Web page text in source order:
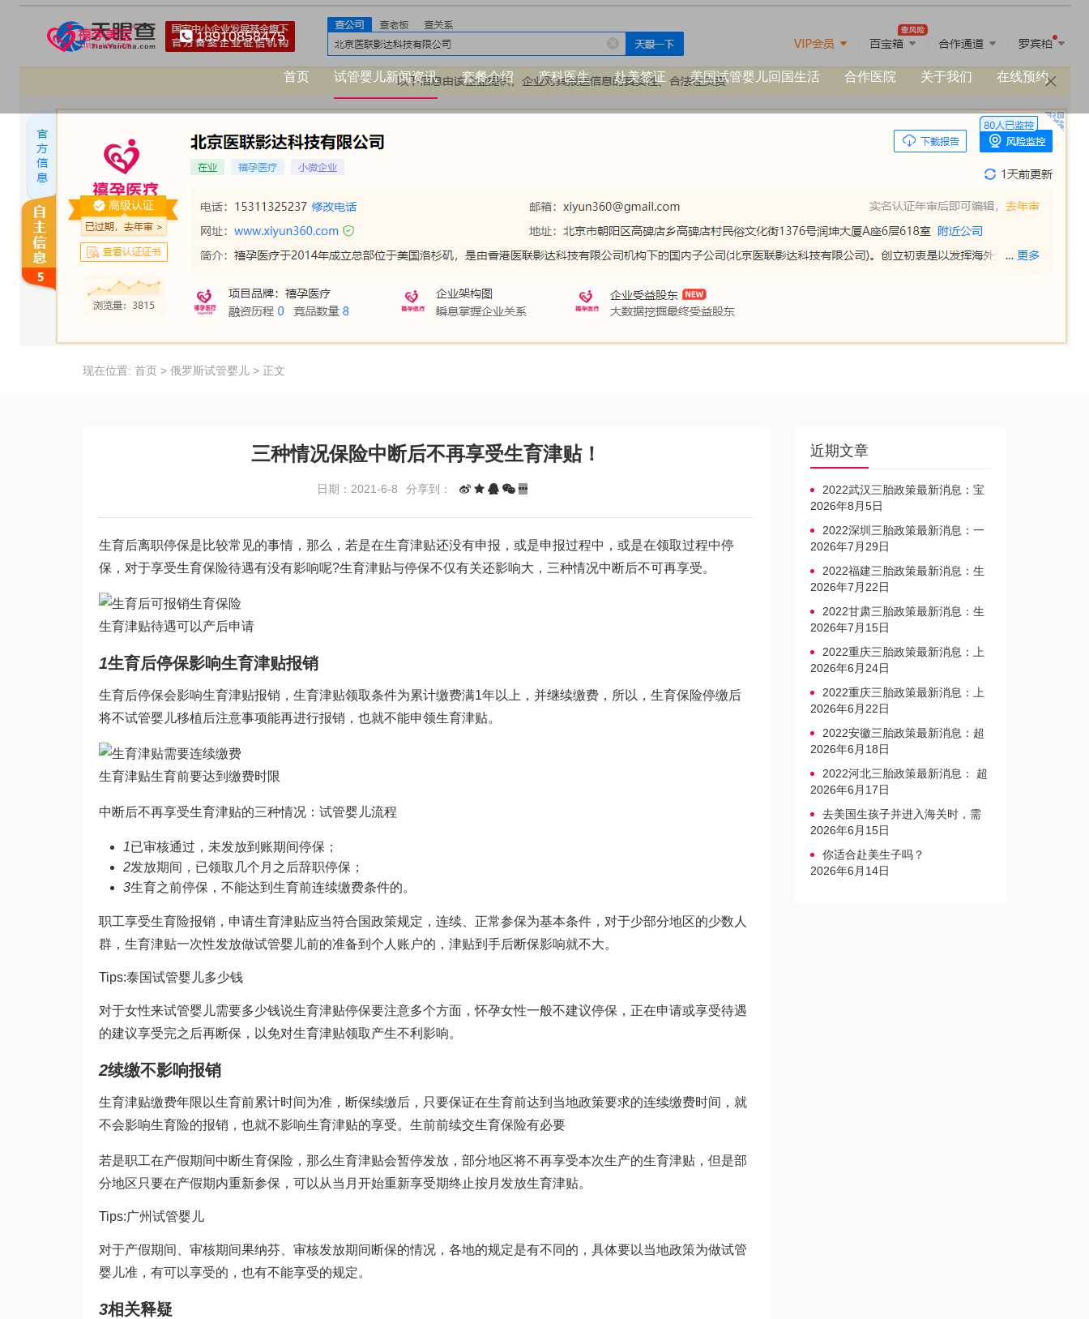
18910858475
首页 试管婴儿新闻资讯 套餐介绍 产科医生 赴美签证 美国试管婴儿回国生活 合作医院 关于我们 在线预约
现在位置: 首页 > 俄罗斯试管婴儿 > 正文
三种情况保险中断后不再享受生育津贴！
日期：2021-6-8 分享到：
生育后离职停保是比较常见的事情，那么，若是在生育津贴还没有申报，或是申报过程中，或是在领取过程中停
保，对于享受生育保险待遇有没有影响呢?生育津贴与停保不仅有关还影响大，三种情况中断后不可再享受。
生育津贴待遇可以产后申请
1生育后停保影响生育津贴报销
生育后停保会影响生育津贴报销，生育津贴领取条件为累计缴费满1年以上，并继续缴费，所以，生育保险停缴后
将不试管婴儿移植后注意事项能再进行报销，也就不能申领生育津贴。
生育津贴生育前要达到缴费时限
中断后不再享受生育津贴的三种情况： 试管婴儿流程
1已审核通过，未发放到账期间停保；
2发放期间，已领取几个月之后辞职停保；
3生育之前停保，不能达到生育前连续缴费条件的。
职工享受生育险报销，申请生育津贴应当符合国政策规定，连续、正常参保为基本条件，对于少部分地区的少数人
群，生育津贴一次性发放做试管婴儿前的准备到个人账户的，津贴到手后断保影响就不大。
Tips:泰国试管婴儿多少钱
对于女性来试管婴儿需要多少钱说生育津贴停保要注意多个方面，怀孕女性一般不建议停保，正在申请或享受待遇
的建议享受完之后再断保，以免对生育津贴领取产生不利影响。
2续缴不影响报销
生育津贴缴费年限以生育前累计时间为准，断保续缴后，只要保证在生育前达到当地政策要求的连续缴费时间，就
不会影响生育险的报销，也就不影响生育津贴的享受。生前前续交生育保险有必要
若是职工在产假期间中断生育保险，那么生育津贴会暂停发放，部分地区将不再享受本次生产的生育津贴，但是部
分地区只要在产假期内重新参保，可以从当月开始重新享受期终止按月发放生育津贴。
Tips:广州试管婴儿
对于产假期间、审核期间果纳芬 、审核发放期间断保的情况，各地的规定是有不同的，具体要以当地政策为做试管
婴儿准，有可以享受的，也有不能享受的规定。
3相关释疑
近期文章
2022武汉三胎政策最新消息：宝
宝上户口不再罚款
2026年8月5日
2022深圳三胎政策最新消息：一
文读懂上户口是否罚款
2026年7月29日
2022福建三胎政策最新消息：生
育奖励发放迎新标准
2026年7月22日
2022甘肃三胎政策最新消息：生
育产假不享受带薪福利
2026年7月15日
2022重庆三胎政策最新消息：上
户口、办准生证指南
2026年6月24日
2022重庆三胎政策最新消息：上
户口、办准生证指南
2026年6月22日
2022安徽三胎政策最新消息：超
生家庭罚款标准更新
2026年6月18日
2022河北三胎政策最新消息： 超
生三孩不再缴纳社会抚养费
2026年6月17日
去美国生孩子并进入海关时，需
要注意的事项是什么？
2026年6月15日
你适合赴美生子吗？
2026年6月14日